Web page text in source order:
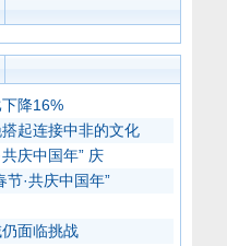
降16%
起连接中非的文化
庆中国年” 庆
·共庆中国年”
面临挑战